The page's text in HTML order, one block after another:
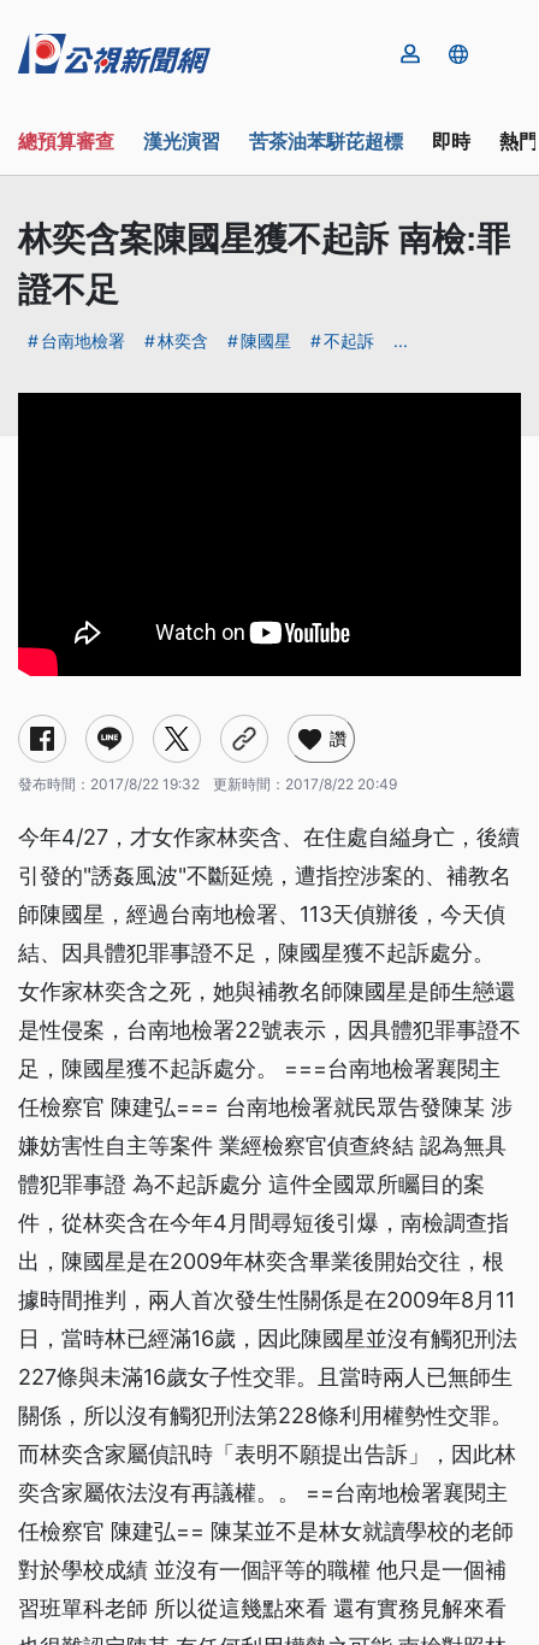
總預算審查 漢光演習 苦茶油苯駢芘超標 即時 熱
林奕含案陳國星獲不起訴 南檢:罪
證不足
台南地檢署 林奕含 陳國星 不起訴 ...
讚
發布時間： 2017/8/22 19:32 更新時間： 2017/8/22 20:49
今年4/27，才女作家林奕含、在住處自縊身亡，後續
引發的"誘姦風波"不斷延燒，遭指控涉案的、補教名
師陳國星，經過台南地檢署、113天偵辦後，今天偵
結、因具體犯罪事證不足，陳國星獲不起訴處分。
女作家林奕含之死，她與補教名師陳國星是師生戀還
是性侵案，台南地檢署22號表示，因具體犯罪事證不
足，陳國星獲不起訴處分。 ===台南地檢署襄閱主
任檢察官 陳建弘=== 台南地檢署就民眾告發陳某 涉
嫌妨害性自主等案件 業經檢察官偵查終結 認為無具
體犯罪事證 為不起訴處分 這件全國眾所矚目的案
件，從林奕含在今年4月間尋短後引爆，南檢調查指
出，陳國星是在2009年林奕含畢業後開始交往，根
據時間推判，兩人首次發生性關係是在2009年8月11
日，當時林已經滿16歲，因此陳國星並沒有觸犯刑法
227條與未滿16歲女子性交罪。且當時兩人已無師生
關係，所以沒有觸犯刑法第228條利用權勢性交罪。
而林奕含家屬偵訊時「表明不願提出告訴」，因此林
奕含家屬依法沒有再議權。。 ==台南地檢署襄閱主
任檢察官 陳建弘== 陳某並不是林女就讀學校的老師
對於學校成績 並沒有一個評等的職權 他只是一個補
習班單科老師 所以從這幾點來看 還有實務見解來看